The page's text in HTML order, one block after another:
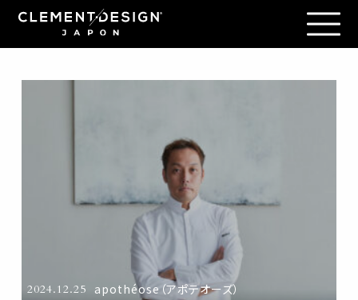
2024.12.25 apothéose（アポテオーズ）